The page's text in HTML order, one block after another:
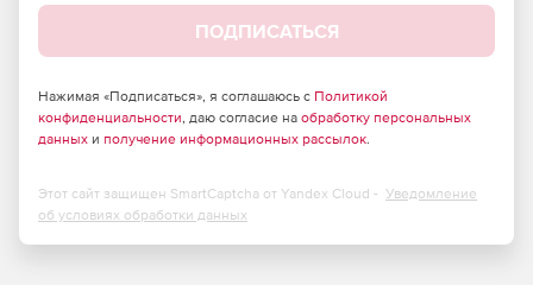
ПОДПИСАТЬСЯ
Нажимая «Подписаться», я соглашаюсь с Политикой
конфиденциальности, даю согласие на обработку персональных
данных и получение информационных рассылок.
Этот сайт защищен SmartCaptcha от Yandex Cloud - Уведомление
об условиях обработки данных